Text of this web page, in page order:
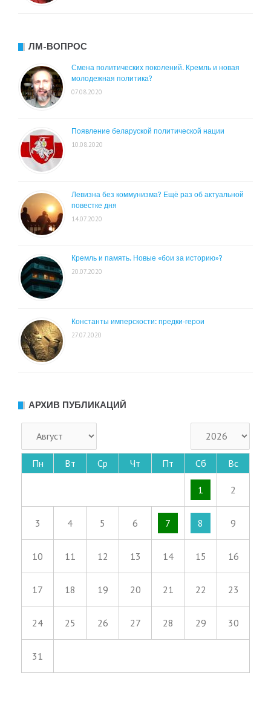
ЛМ-ВОПРОС
Смена политических поколений. Кремль и новая
молодежная политика?
07.08.2020
Появление беларуской политической нации
10.08.2020
Левизна без коммунизма? Ещё раз об актуальной
повестке дня
14.07.2020
Кремль и память. Новые «бои за историю»?
20.07.2020
Константы имперскости: предки-герои
27.07.2020
АРХИВ ПУБЛИКАЦИЙ
Пн Вт Ср Чт Пт Сб Вс
1 2
3 4 5 6 7 8 9
10 11 12 13 14 15 16
17 18 19 20 21 22 23
24 25 26 27 28 29 30
31